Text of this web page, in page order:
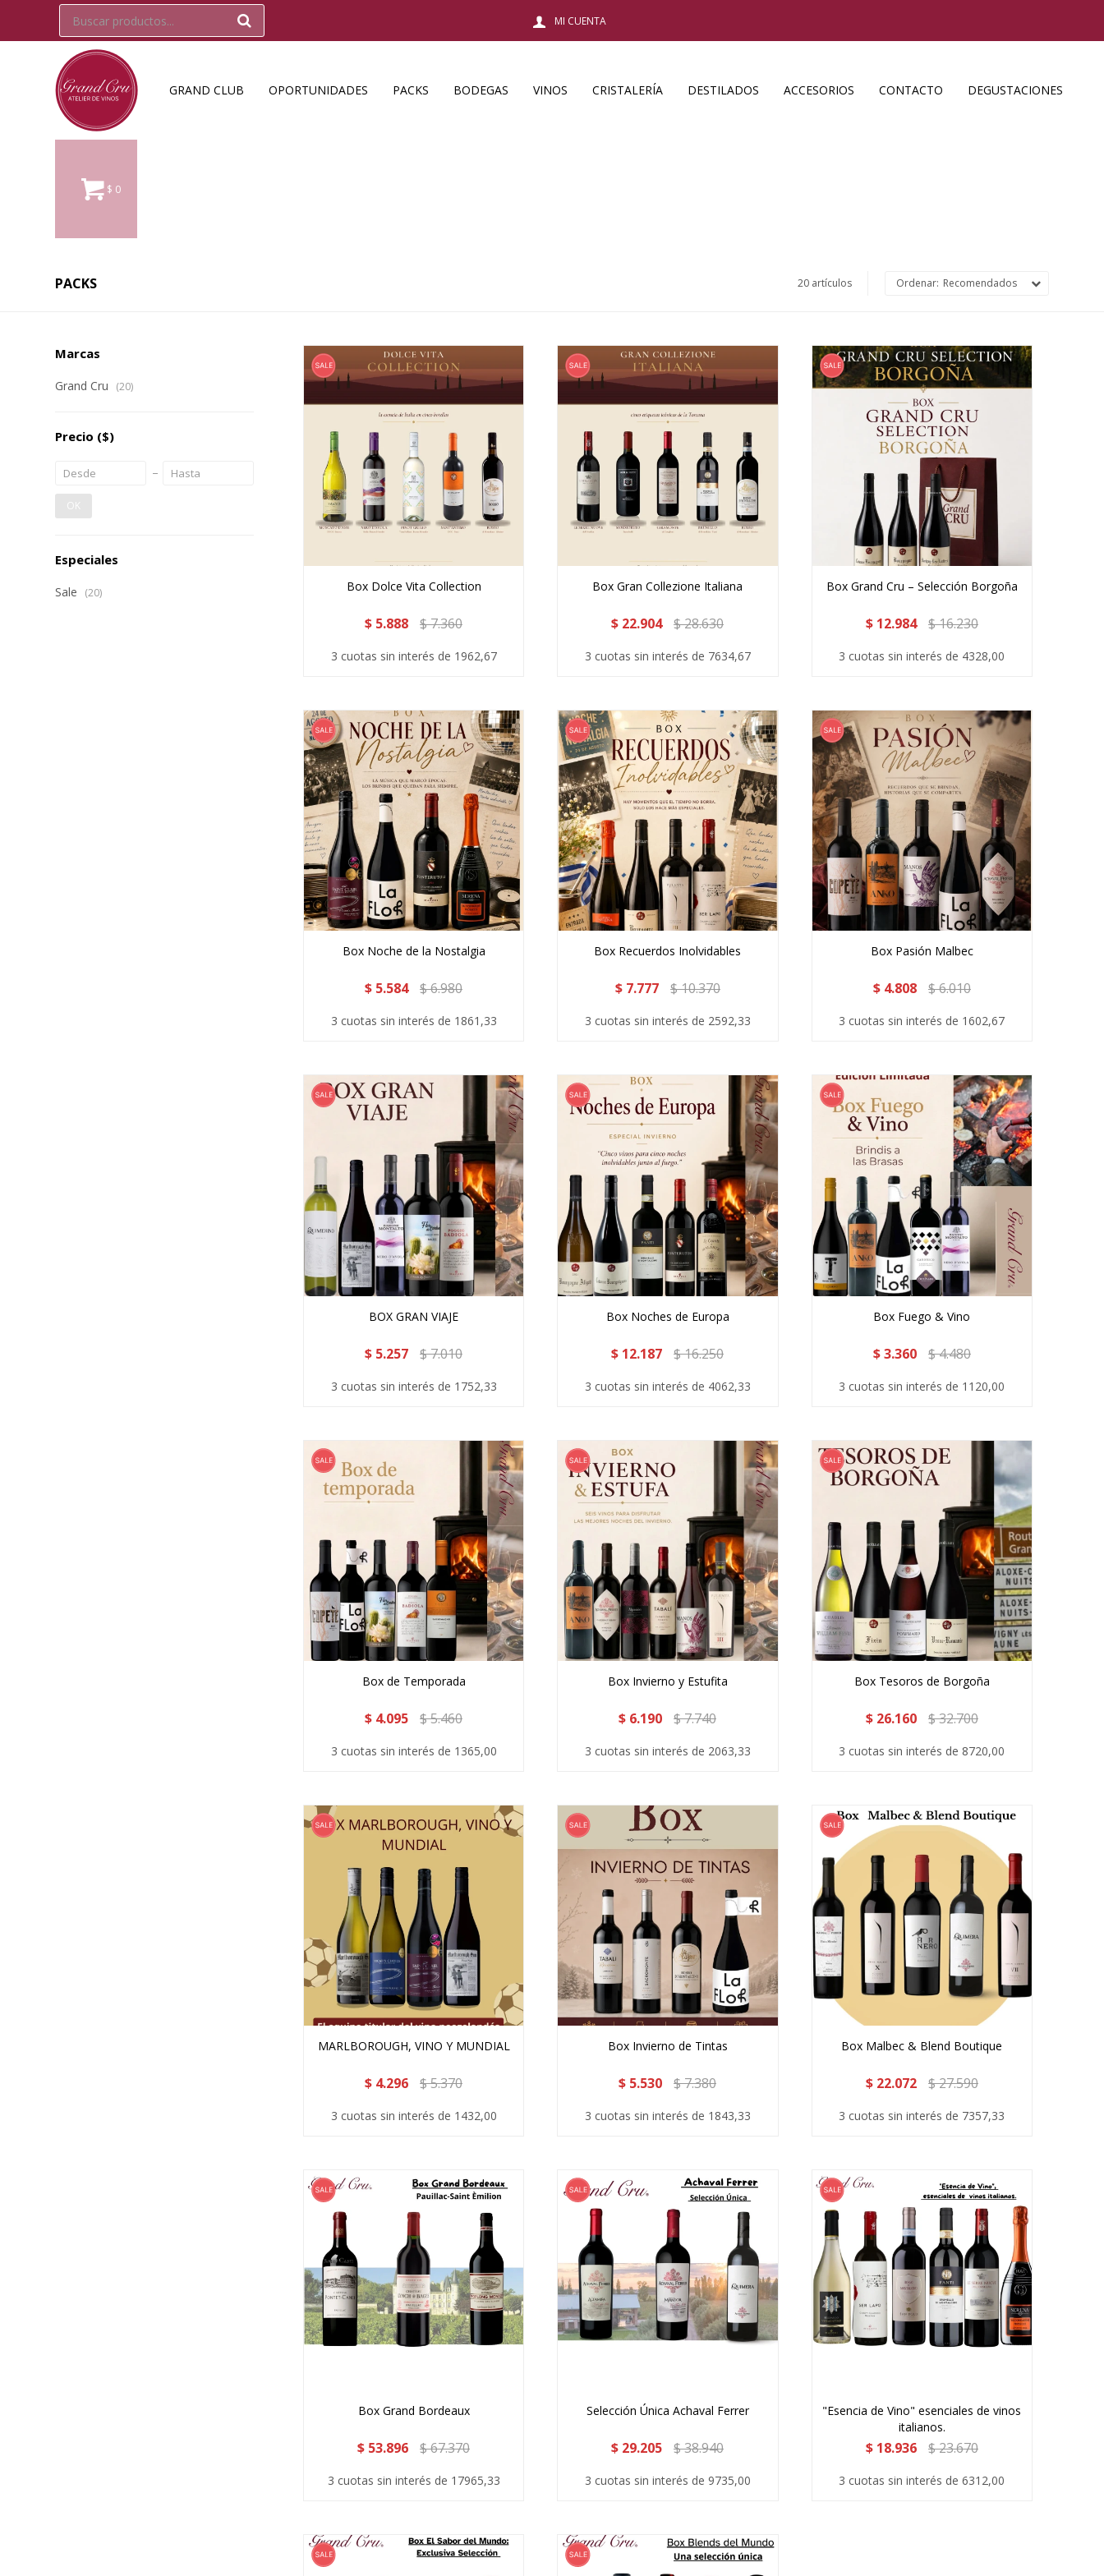
GRAND CLUB OPORTUNIDADES PACKS BODEGAS VINOS CRISTALERÍA DESTILADOS ACCESORIOS CONTACTO DEGUSTACIONES
$ 0
PACKS 20 artículos Recomendados
Box Dolce Vita Collection
$ 5.888 $7.360
3 cuotas sin interés de 1962,67
Box Gran Collezione Italiana
$ 22.904 $28.630
3 cuotas sin interés de 7634,67
Box Grand Cru – Selección Borgoña
$ 12.984 $16.230
3 cuotas sin interés de 4328,00
Box Noche de la Nostalgia
$ 5.584 $6.980
3 cuotas sin interés de 1861,33
Box Recuerdos Inolvidables
$ 7.777 $10.370
3 cuotas sin interés de 2592,33
Box Pasión Malbec
$ 4.808 $6.010
3 cuotas sin interés de 1602,67
BOX GRAN VIAJE
$ 5.257 $7.010
3 cuotas sin interés de 1752,33
Box Noches de Europa
$ 12.187 $16.250
3 cuotas sin interés de 4062,33
Box Fuego & Vino
$ 3.360 $4.480
3 cuotas sin interés de 1120,00
Box de Temporada
$ 4.095 $5.460
3 cuotas sin interés de 1365,00
Box Invierno y Estufita
$ 6.190 $7.740
3 cuotas sin interés de 2063,33
Box Tesoros de Borgoña
$ 26.160 $32.700
3 cuotas sin interés de 8720,00
MARLBOROUGH, VINO Y MUNDIAL
$ 4.296 $5.370
3 cuotas sin interés de 1432,00
Box Invierno de Tintas
$ 5.530 $7.380
3 cuotas sin interés de 1843,33
Box Malbec & Blend Boutique
$ 22.072 $27.590
3 cuotas sin interés de 7357,33
Box Grand Bordeaux
$ 53.896 $67.370
3 cuotas sin interés de 17965,33
Selección Única Achaval Ferrer
$ 29.205 $38.940
3 cuotas sin interés de 9735,00
"Esencia de Vino" esenciales de vinos
italianos.
$ 18.936 $23.670
3 cuotas sin interés de 6312,00
Marcas
Grand Cru (20)
Precio ($)
OK
Especiales
Sale (20)